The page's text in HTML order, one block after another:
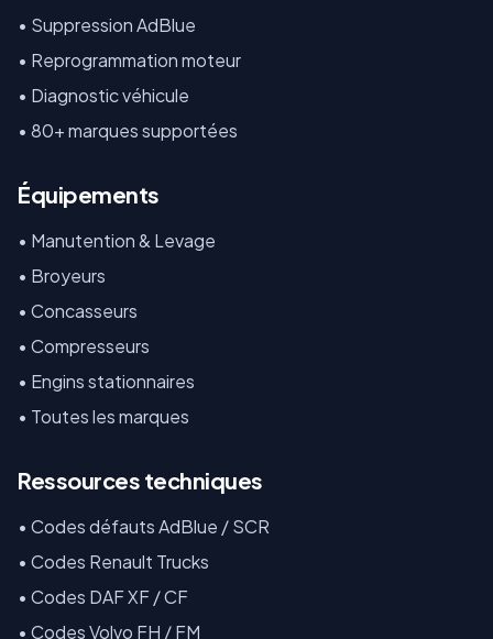
• Suppression AdBlue
• Reprogrammation moteur
• Diagnostic véhicule
• 80+ marques supportées
Équipements
• Manutention & Levage
• Broyeurs
• Concasseurs
• Compresseurs
• Engins stationnaires
• Toutes les marques
Ressources techniques
• Codes défauts AdBlue / SCR
• Codes Renault Trucks
• Codes DAF XF / CF
• Codes Volvo FH / FM